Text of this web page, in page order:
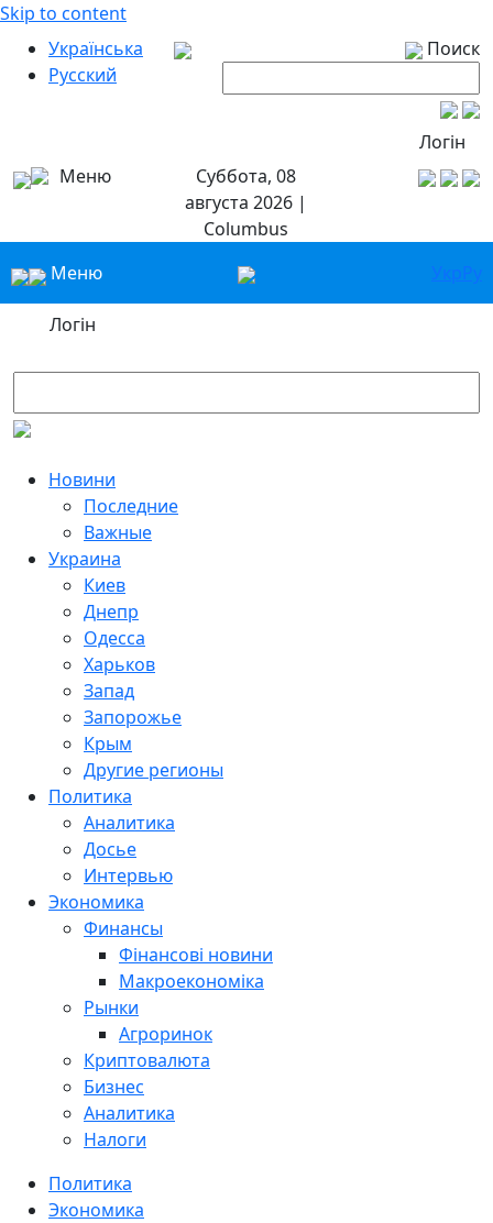
Skip to content
Українська
Русский
Поиск
Логін
Меню
Суббота, 08
августа 2026 |
Columbus
Меню
УкрРу
Логін
Новини
Последние
Важные
Украина
Киев
Днепр
Одесса
Харьков
Запад
Запорожье
Крым
Другие регионы
Политика
Аналитика
Досье
Интервью
Экономика
Финансы
Фінансові новини
Макроекономіка
Рынки
Агроринок
Криптовалюта
Бизнес
Аналитика
Налоги
Политика
Экономика